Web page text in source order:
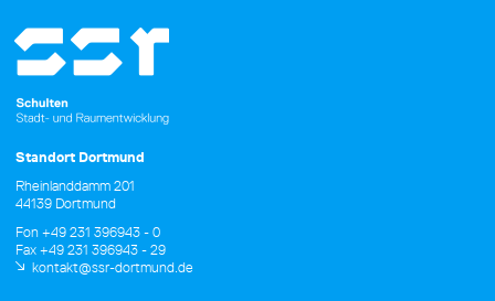
Standort Dortmund
Rheinlanddamm 201
44139 Dortmund
Fon +49 231 396943 - 0
Fax +49 231 396943 - 29
kontakt@ssr-dortmund.de